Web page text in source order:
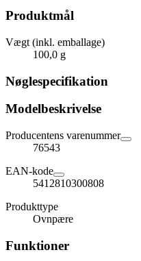
Produktmål
Vægt (inkl. emballage)
100,0 g
Nøglespecifikation
Modelbeskrivelse
Producentens varenummer
76543
EAN-kode
5412810300808
Produkttype
Ovnpære
Funktioner